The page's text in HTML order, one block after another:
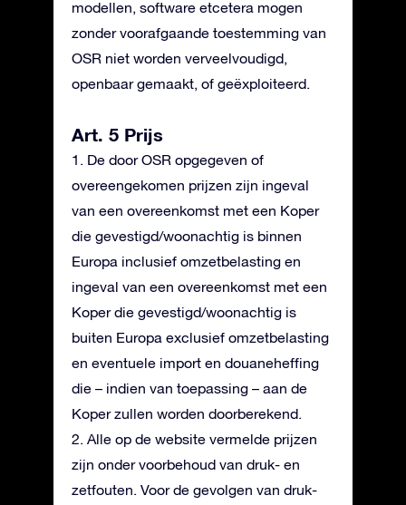
modellen, software etcetera mogen
zonder voorafgaande toestemming van
OSR niet worden verveelvoudigd,
openbaar gemaakt, of geëxploiteerd.
Art. 5 Prijs
1. De door OSR opgegeven of
overeengekomen prijzen zijn ingeval
van een overeenkomst met een Koper
die gevestigd/woonachtig is binnen
Europa inclusief omzetbelasting en
ingeval van een overeenkomst met een
Koper die gevestigd/woonachtig is
buiten Europa exclusief omzetbelasting
en eventuele import en douaneheffing
die – indien van toepassing – aan de
Koper zullen worden doorberekend.
2. Alle op de website vermelde prijzen
zijn onder voorbehoud van druk- en
zetfouten. Voor de gevolgen van druk-